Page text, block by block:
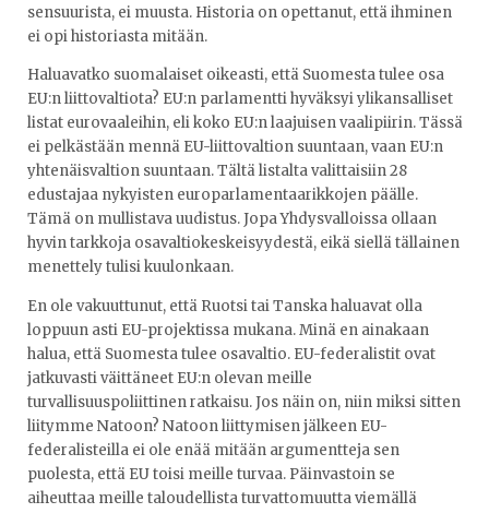
sensuurista, ei muusta. Historia on opettanut, että ihminen
ei opi historiasta mitään.
Haluavatko suomalaiset oikeasti, että Suomesta tulee osa
EU:n liittovaltiota? EU:n parlamentti hyväksyi ylikansalliset
listat eurovaaleihin, eli koko EU:n laajuisen vaalipiirin. Tässä
ei pelkästään mennä EU-liittovaltion suuntaan, vaan EU:n
yhtenäisvaltion suuntaan. Tältä listalta valittaisiin 28
edustajaa nykyisten europarlamentaarikkojen päälle.
Tämä on mullistava uudistus. Jopa Yhdysvalloissa ollaan
hyvin tarkkoja osavaltiokeskeisyydestä, eikä siellä tällainen
menettely tulisi kuulonkaan.
En ole vakuuttunut, että Ruotsi tai Tanska haluavat olla
loppuun asti EU-projektissa mukana. Minä en ainakaan
halua, että Suomesta tulee osavaltio. EU-federalistit ovat
jatkuvasti väittäneet EU:n olevan meille
turvallisuuspoliittinen ratkaisu. Jos näin on, niin miksi sitten
liitymme Natoon? Natoon liittymisen jälkeen EU-
federalisteilla ei ole enää mitään argumentteja sen
puolesta, että EU toisi meille turvaa. Päinvastoin se
aiheuttaa meille taloudellista turvattomuutta viemällä